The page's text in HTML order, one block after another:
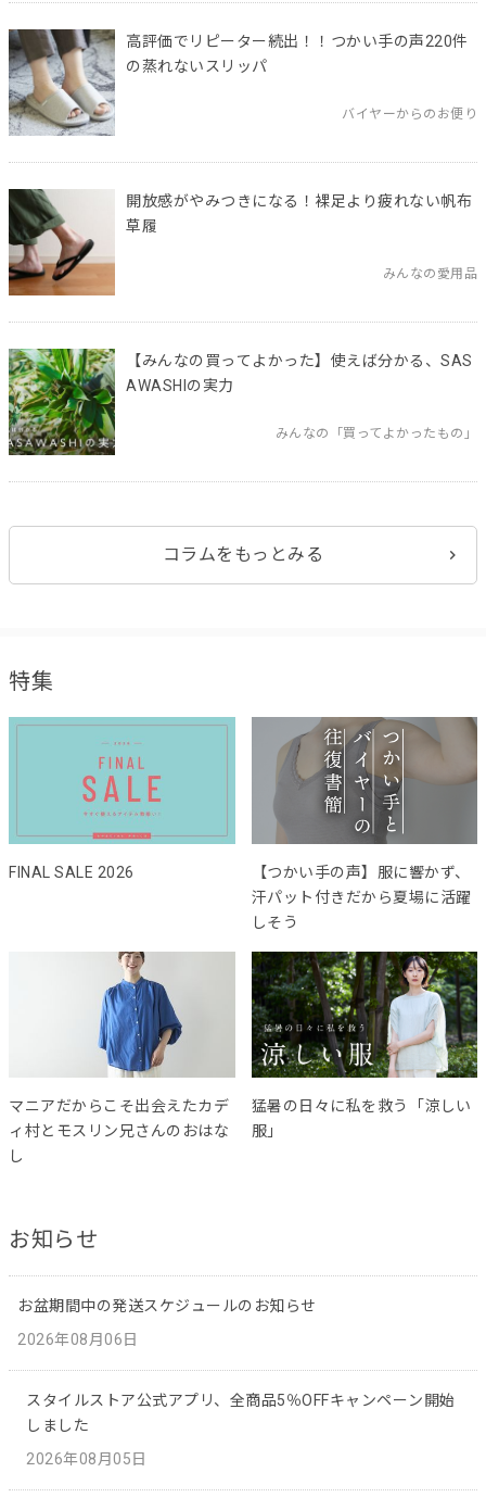
高評価でリピーター続出！！つかい手の声220件
の蒸れないスリッパ
バイヤーからのお便り
開放感がやみつきになる！裸足より疲れない帆布
草履
みんなの愛用品
【みんなの買ってよかった】使えば分かる、SAS
AWASHIの実力
みんなの「買ってよかったもの」
コラムをもっとみる
特集
FINAL SALE 2026
【つかい手の声】服に響かず、
汗パット付きだから夏場に活躍
しそう
マニアだからこそ出会えたカデ
ィ村とモスリン兄さんのおはな
し
猛暑の日々に私を救う「涼しい
服」
お知らせ
お盆期間中の発送スケジュールのお知らせ
2026年08月06日
スタイルストア公式アプリ、全商品5％OFFキャンペーン開始
しました
2026年08月05日